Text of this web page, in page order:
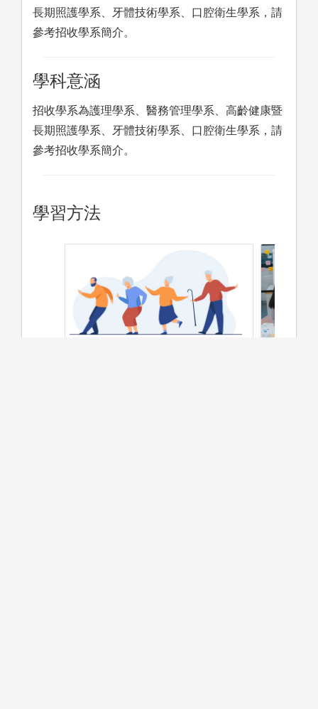
長期照護學系、牙體技術學系、口腔衛生學系，請
參考招收學系簡介。
學科意涵
招收學系為護理學系、醫務管理學系、高齡健康暨
長期照護學系、牙體技術學系、口腔衛生學系，請
參考招收學系簡介。
學習方法